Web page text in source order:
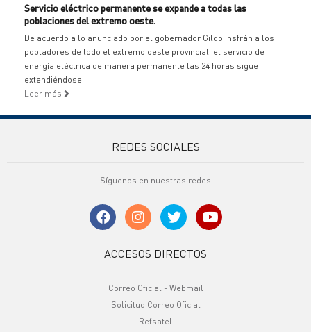
Servicio eléctrico permanente se expande a todas las
poblaciones del extremo oeste.
De acuerdo a lo anunciado por el gobernador Gildo Insfrán a los
pobladores de todo el extremo oeste provincial, el servicio de
energía eléctrica de manera permanente las 24 horas sigue
extendiéndose.
Leer más
REDES SOCIALES
Síguenos en nuestras redes
ACCESOS DIRECTOS
Correo Oficial - Webmail
Solicitud Correo Oficial
Refsatel